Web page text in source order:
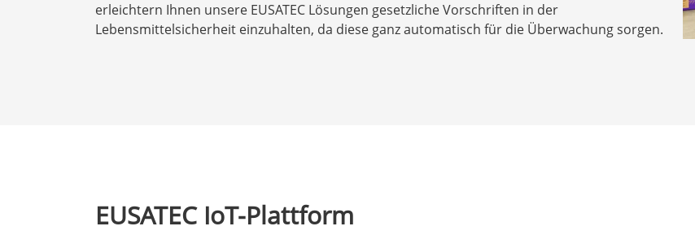
erleichtern Ihnen unsere EUSATEC Lösungen gesetzliche Vorschriften in der
Lebensmittelsicherheit einzuhalten, da diese ganz automatisch für die Überwachung sorgen.
EUSATEC IoT-Plattform